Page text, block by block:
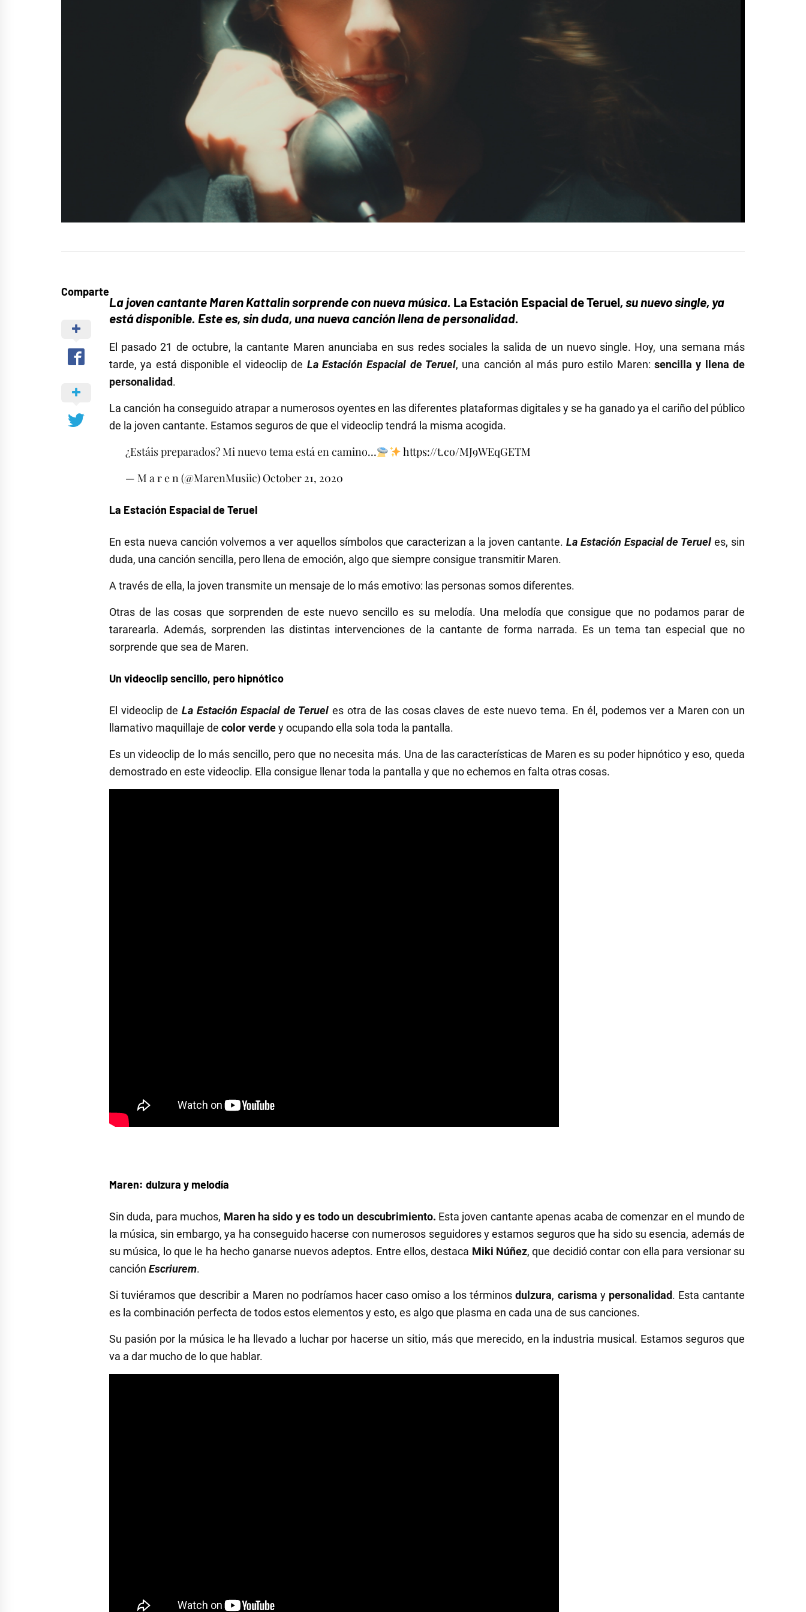
Comparte
La joven cantante Maren Kattalin sorprende con nueva música. La Estación Espacial de Teruel, su nuevo single, ya
está disponible. Este es, sin duda, una nueva canción llena de personalidad.
El pasado 21 de octubre, la cantante Maren anunciaba en sus redes sociales la salida de un nuevo single. Hoy, una semana más
tarde, ya está disponible el videoclip de La Estación Espacial de Teruel, una canción al más puro estilo Maren: sencilla y llena de
personalidad.
La canción ha conseguido atrapar a numerosos oyentes en las diferentes plataformas digitales y se ha ganado ya el cariño del público
de la joven cantante. Estamos seguros de que el videoclip tendrá la misma acogida.
¿Estáis preparados? Mi nuevo tema está en camino…
https://t.co/MJ9WEqGETM
— M a r e n (@MarenMusiic) October 21, 2020
La Estación Espacial de Teruel
En esta nueva canción volvemos a ver aquellos símbolos que caracterizan a la joven cantante. La Estación Espacial de Teruel es, sin
duda, una canción sencilla, pero llena de emoción, algo que siempre consigue transmitir Maren.
A través de ella, la joven transmite un mensaje de lo más emotivo: las personas somos diferentes.
Otras de las cosas que sorprenden de este nuevo sencillo es su melodía. Una melodía que consigue que no podamos parar de
tararearla. Además, sorprenden las distintas intervenciones de la cantante de forma narrada. Es un tema tan especial que no
sorprende que sea de Maren.
Un videoclip sencillo, pero hipnótico
El videoclip de La Estación Espacial de Teruel es otra de las cosas claves de este nuevo tema. En él, podemos ver a Maren con un
llamativo maquillaje de color verdey ocupando ella sola toda la pantalla.
Es un videoclip de lo más sencillo, pero que no necesita más. Una de las características de Maren es su poder hipnótico y eso, queda
demostrado en este videoclip. Ella consigue llenar toda la pantalla y que no echemos en falta otras cosas.
Maren: dulzura y melodía
Sin duda, para muchos, Maren ha sido y es todo un descubrimiento. Esta joven cantante apenas acaba de comenzar en el mundo de
la música, sin embargo, ya ha conseguido hacerse con numerosos seguidores y estamos seguros que ha sido su esencia, además de
su música, lo que le ha hecho ganarse nuevos adeptos. Entre ellos, destaca Miki Núñez, que decidió contar con ella para versionar su
canción Escriurem.
Si tuviéramos que describir a Maren no podríamos hacer caso omiso a los términosdulzura, carisma y personalidad. Esta cantante
es la combinación perfecta de todos estos elementos y esto, es algo que plasma en cada una de sus canciones.
Su pasión por la música le ha llevado a luchar por hacerse un sitio, más que merecido, en la industria musical. Estamos seguros que
va a dar mucho de lo que hablar.